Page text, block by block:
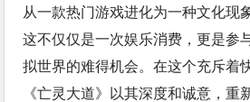
从一款热门游戏进化为一种文化现
这不仅仅是一次娱乐消费，更是参
拟世界的难得机会。在这个充斥着
《亡灵大道》以其深度和诚意，重